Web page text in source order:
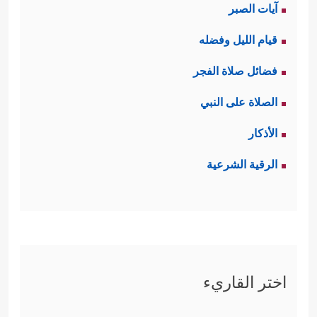
احتاج إلى معونة من إخوانه أعانوه إلى
حدِّ الإيثار بالمال والنفس، وإن احتاج إلى
المراجعة وتصحيح الموقف فباب التوبة
مفتوح.
﴿وَإِذَا جَاۤءَكَ ٱلَّذِینَ یُؤۡمِنُونَ بِـَٔایَـٰتِنَا فَقُلۡ سَلَـٰمٌ عَلَیۡكُمۡۖ
آيات الصبر
قيام الليل وفضله
فضائل صلاة الفجر
الصلاة على النبي
الأذكار
الرقية الشرعية
اختر القاريء